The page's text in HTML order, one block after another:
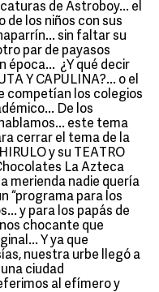
de Astroboy... el
de los niños con sus
sin faltar su
par de payasos
época... ¿Y qué decir
Y CAPULINA?... o el
competían los colegios
De los
este tema
cerrar el tema de la
y su TEATRO
La Azteca
merienda nadie quería
“programa para los
y para los papás de
chocante que
Y ya que
nuestra urbe llegó a
ciudad
al efímero y